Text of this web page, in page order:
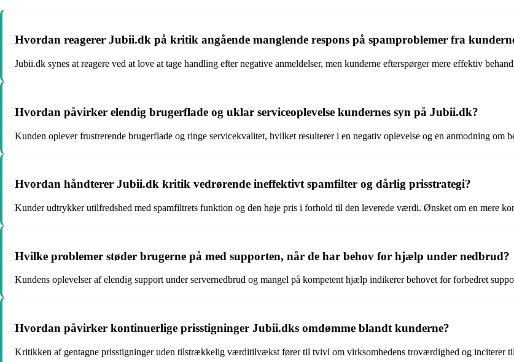
Hvordan reagerer Jubii.dk på kritik angående manglende respons på spamproblemer fra
Jubii.dk synes at reagere ved at love at tage handling efter negative anmeldelser, men kunderne efterspørger mere effektiv
Hvordan påvirker elendig brugerflade og uklar serviceoplevelse kundernes syn på Jubii.dk?
Kunden oplever frustrerende brugerflade og ringe servicekvalitet, hvilket resulterer i en negativ oplevelse og en anmodning om
Hvordan håndterer Jubii.dk kritik vedrørende ineffektivt spamfilter og dårlig prisstrategi?
Kunder udtrykker utilfredshed med spamfiltrets funktion og den høje pris i forhold til den leverede værdi. Ønsket om en mere
Hvilke problemer støder brugerne på med supporten, når de har behov for hjælp under nedbrud?
Kundens oplevelser af elendig support under servernedbrud og mangel på kompetent hjælp indikerer behovet for forbedret
Hvordan påvirker kontinuerlige prisstigninger Jubii.dks omdømme blandt kunderne?
Kritikken af gentagne prisstigninger uden tilstrækkelig værditilvækst fører til tvivl om virksomhedens troværdighed og inciterer